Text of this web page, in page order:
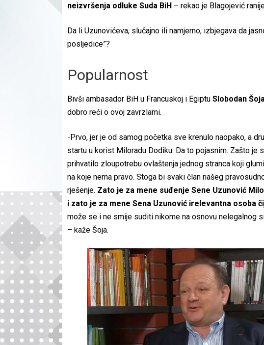
neizvršenja odluke Suda BiH – rekao je Blagojević
Da li Uzunovićeva, slučajno ili namjerno, izbjegava da
posljedice”?
Popularnost
Bivši ambasador BiH u Francuskoj i Egiptu Slobodan
dobro reći o ovoj zavrzlami.
-Prvo, jer je od samog početka sve krenulo naopako, a
startu u korist Miloradu Dodiku. Da to pojasnim. Zašto je
prihvatilo zloupotrebu ovlaštenja jednog stranca koji
na koje nema pravo. Stoga bi svaki član našeg
rješenje. Zato je za mene suđenje Sene Uzunović
i zato je za mene Sena Uzunović irelevantna osoba
može se i ne smije suditi nikome na osnovu nelegalnog
– kaže Šoja.